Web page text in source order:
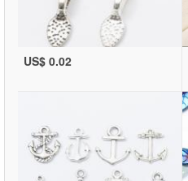
US$ 0.02